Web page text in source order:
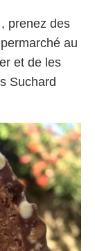
prenez des
au
et de les
Suchard